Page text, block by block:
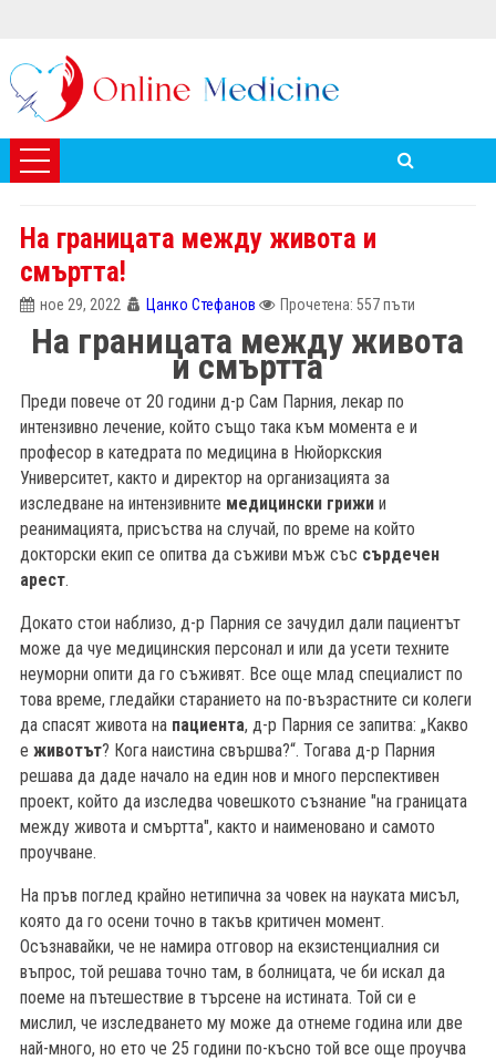
На границата между живота и
смъртта!
ное 29, 2022 Цанко Стефанов Прочетена: 557 пъти
На границата между живота
и смъртта
Преди повече от 20 години д-р Сам Парния, лекар по
интензивно лечение, който също така към момента е и
професор в катедрата по медицина в Нюйоркския
Университет, както и директор на организацията за
изследване на интензивните медицински грижии
реанимацията, присъства на случай, по време на който
докторски екип се опитва да съживи мъж със сърдечен
арест.
Докато стои наблизо, д-р Парния се зачудил дали пациентът
може да чуе медицинския персонал и или да усети техните
неуморни опити да го съживят. Все още млад специалист по
това време, гледайки старанието на по-възрастните си колеги
да спасят живота на пациента, д-р Парния се запитва: „Какво
е животът? Кога наистина свършва?“. Тогава д-р Парния
решава да даде начало на един нов и много перспективен
проект, който да изследва човешкото съзнание "на границата
между живота и смъртта", както и наименовано и самото
проучване.
На пръв поглед крайно нетипична за човек на науката мисъл,
която да го осени точно в такъв критичен момент.
Осъзнавайки, че не намира отговор на екзистенциалния си
въпрос, той решава точно там, в болницата, че би искал да
поеме на пътешествие в търсене на истината. Той си е
мислил, че изследването му може да отнеме година или две
най-много, но ето че 25 години по-късно той все още проучва